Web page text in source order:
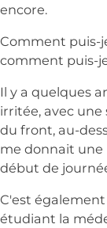
encore.
Comment puis-
comment puis-
Il y a quelques
irritée, avec une
du front, au-
me donnait
début de
C'est
étudiant la